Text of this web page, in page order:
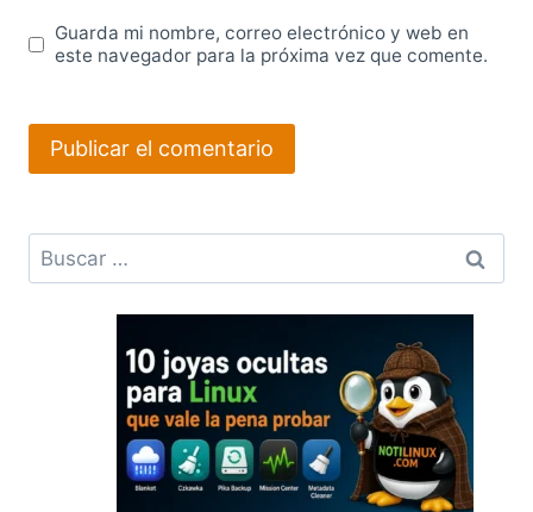
Guarda mi nombre, correo electrónico y web en
este navegador para la próxima vez que comente.
Buscar: